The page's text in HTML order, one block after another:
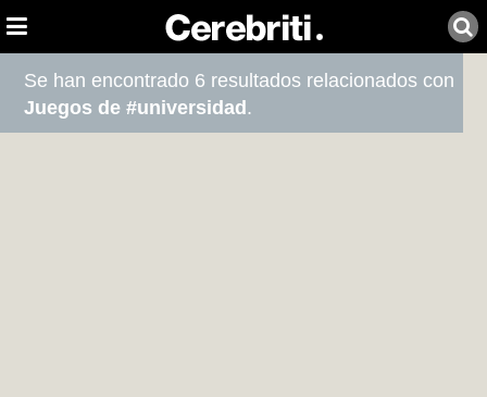
Se han encontrado 6 resultados relacionados con
Juegos de #universidad .